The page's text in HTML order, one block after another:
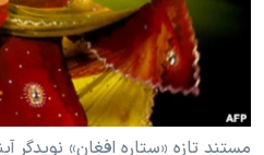
فرهنگ و زندگی
حقوق شهروندی
اقتصادی
علم و فناوری
مستندها
انتخابات ریاست جمهوری آمریکا ۲۰۲۴
حمله جمهوری اسلامی به اسرائیل
رمز مهسا
دنبال کنید
مستند تازه «ستاره افغان» نویدگر